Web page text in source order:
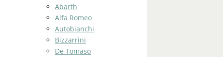
Abarth
Alfa Romeo
Autobianchi
Bizzarrini
De Tomaso